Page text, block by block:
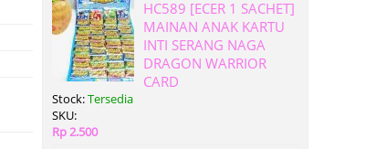
HC589 [ECER 1 SACHET]
MAINAN ANAK KARTU
INTI SERANG NAGA
DRAGON WARRIOR
CARD
Stock:Tersedia
SKU:
Rp 2.500